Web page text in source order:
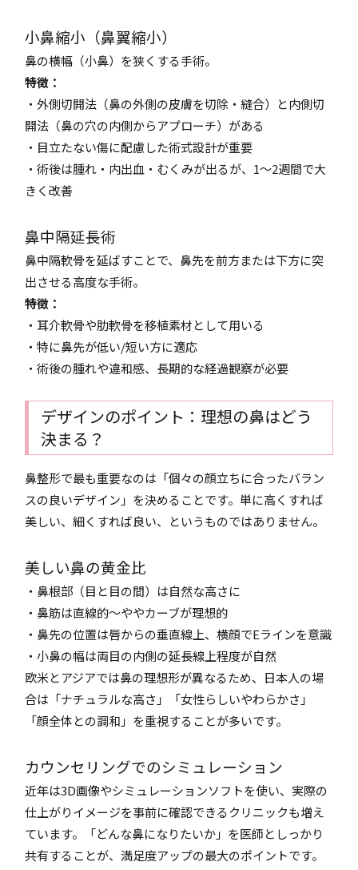
小鼻縮小（鼻翼縮小）
鼻の横幅（小鼻）を狭くする手術。
特徴：
・外側切開法（鼻の外側の皮膚を切除・縫合）と内側切
開法（鼻の穴の内側からアプローチ）がある
・目立たない傷に配慮した術式設計が重要
・術後は腫れ・内出血・むくみが出るが、1～2週間で大
きく改善
鼻中隔延長術
鼻中隔軟骨を延ばすことで、鼻先を前方または下方に突
出させる高度な手術。
特徴：
・耳介軟骨や肋軟骨を移植素材として用いる
・特に鼻先が低い/短い方に適応
・術後の腫れや違和感、長期的な経過観察が必要
デザインのポイント：理想の鼻はどう
決まる？
鼻整形で最も重要なのは「個々の顔立ちに合ったバラン
スの良いデザイン」を決めることです。単に高くすれば
美しい、細くすれば良い、というものではありません。
美しい鼻の黄金比
・鼻根部（目と目の間）は自然な高さに
・鼻筋は直線的～ややカーブが理想的
・鼻先の位置は唇からの垂直線上、横顔でEラインを意識
・小鼻の幅は両目の内側の延長線上程度が自然
欧米とアジアでは鼻の理想形が異なるため、日本人の場
合は「ナチュラルな高さ」「女性らしいやわらかさ」
「顔全体との調和」を重視することが多いです。
カウンセリングでのシミュレーション
近年は3D画像やシミュレーションソフトを使い、実際の
仕上がりイメージを事前に確認できるクリニックも増え
ています。「どんな鼻になりたいか」を医師としっかり
共有することが、満足度アップの最大のポイントです。